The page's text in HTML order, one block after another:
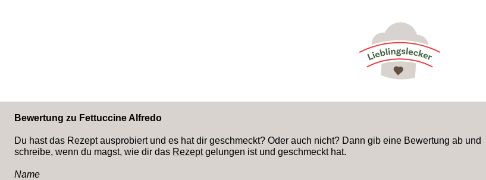
Bewertung zu Fettuccine Alfredo
Du hast das Rezept ausprobiert und es hat dir geschmeckt? Oder auch nicht? Dann gib eine Bewertung ab und
schreibe, wenn du magst, wie dir das Rezeptgelungen ist und geschmeckt hat.
Name